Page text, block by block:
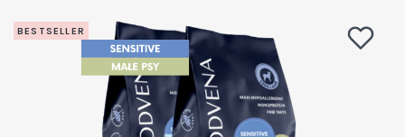
BESTSELLER